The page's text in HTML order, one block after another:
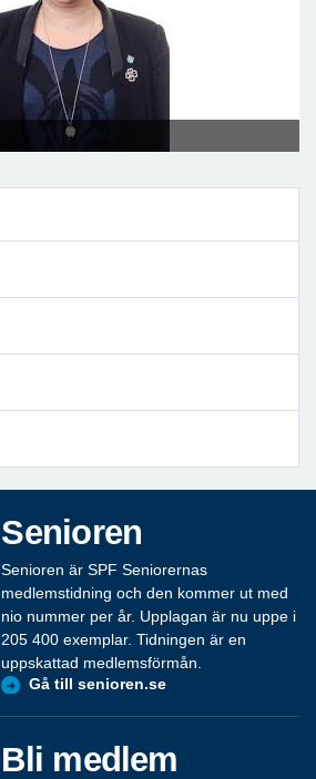
Senioren
Senioren är SPF Seniorernas
medlemstidning och den kommer ut med
nio nummer per år. Upplagan är nu uppe i
205 400 exemplar. Tidningen är en
uppskattad medlemsförmån.
Gå till senioren.se
Bli medlem